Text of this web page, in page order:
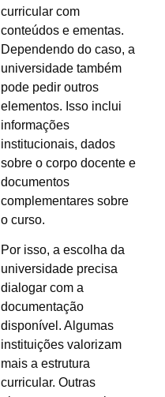
curricular com
conteúdos e ementas.
Dependendo do caso, a
universidade também
pode pedir outros
elementos. Isso inclui
informações
institucionais, dados
sobre o corpo docente e
documentos
complementares sobre
o curso.
Por isso, a escolha da
universidade precisa
dialogar com a
documentação
disponível. Algumas
instituições valorizam
mais a estrutura
curricular. Outras